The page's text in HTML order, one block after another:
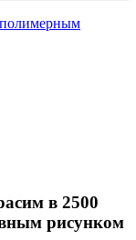
в 2500
рисунком